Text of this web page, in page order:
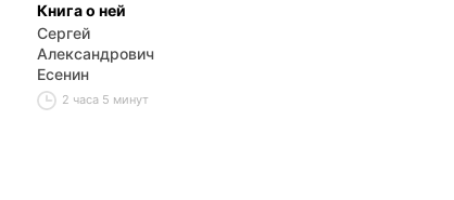
Книга о ней
Сергей
Александрович
Есенин
2 часа 5 минут